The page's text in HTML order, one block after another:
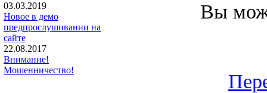
03.03.2019
Новое в демо
предпрослушивании на
сайте
22.08.2017
Внимание!
Мошенничество!
Вы